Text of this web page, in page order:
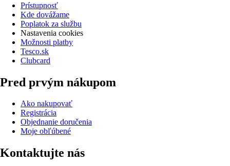
Prístupnosť
Kde dovážame
Poplatok za službu
Nastavenia cookies
Možnosti platby
Tesco.sk
Clubcard
Pred prvým nákupom
Ako nakupovať
Registrácia
Objednanie doručenia
Moje obľúbené
Kontaktujte nás